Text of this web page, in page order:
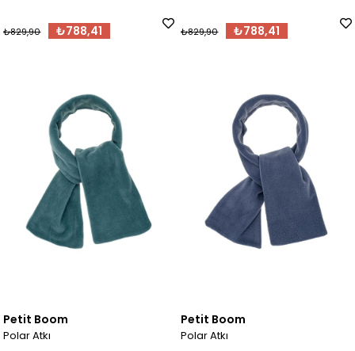
₺788,41
₺829,90 ₺788,41
₺829,90
Petit Boom
Polar Atkı
Petit Boom
Polar Atkı